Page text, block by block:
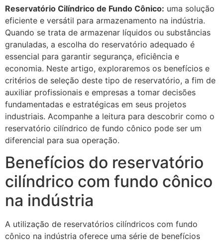
Reservatório Cilíndrico de Fundo Cônico: uma solução
eficiente e versátil para armazenamento na indústria.
Quando se trata de armazenar líquidos ou substâncias
granuladas, a escolha do reservatório adequado é
essencial para garantir segurança, eficiência e
economia. Neste artigo, exploraremos os benefícios e
critérios de seleção deste tipo de reservatório, a fim de
auxiliar profissionais e empresas a tomar decisões
fundamentadas e estratégicas em seus projetos
industriais. Acompanhe a leitura para descobrir como o
reservatório cilíndrico de fundo cônico pode ser um
diferencial para sua operação.
Benefícios do reservatório
cilíndrico com fundo cônico
na indústria
A utilização de reservatórios cilíndricos com fundo
cônico na indústria oferece uma série de benefícios